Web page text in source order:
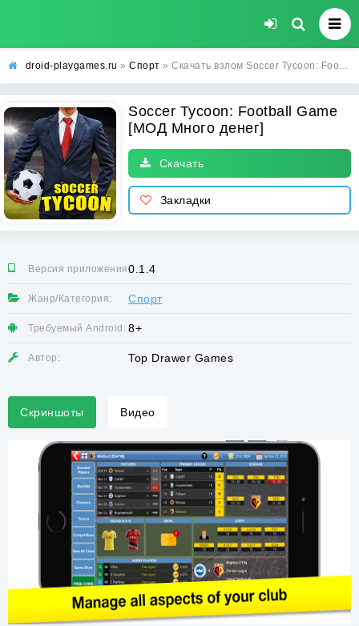
droid-playgames.ru » Спорт » Скачать взлом Soccer Tycoon: Football Game [МОД Много денег] - последняя версия apk на Андроид
Soccer Tycoon: Football Game
[МОД Много денег]
Скачать
Закладки
Версия приложения:0.1.4
Жанр/Категория: Спорт
Требуемый Android: 8+
Автор: Top Drawer Games
Скриншоты Видео